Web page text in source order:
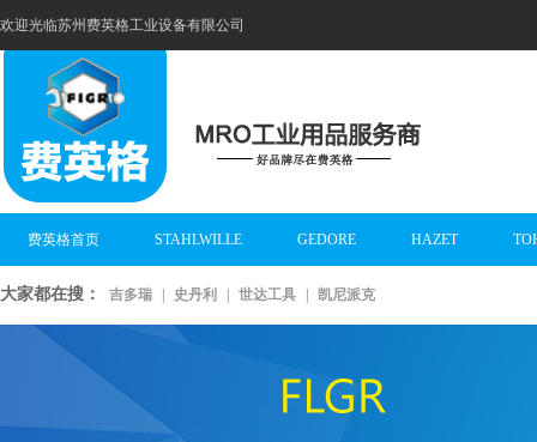
欢迎光临苏州费英格工业设备有限公司
费英格首页 STAHLWILLE GEDORE HAZET
大家都在搜： 吉多瑞 史丹利 世达工具 凯尼派克